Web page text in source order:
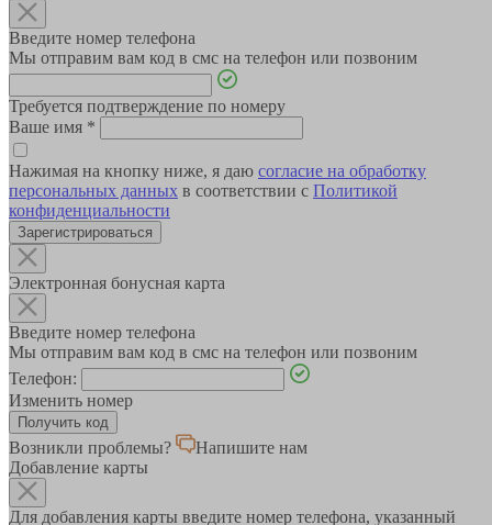
Введите номер телефона
Мы отправим вам код в смс на телефон или позвоним
Требуется подтверждение по номеру
Ваше имя *
Нажимая на кнопку ниже, я даю согласие на обработку
персональных данных в соответствии с Политикой
конфиденциальности
Зарегистрироваться
Электронная бонусная карта
Введите номер телефона
Мы отправим вам код в смс на телефон или позвоним
Телефон:
Изменить номер
Возникли проблемы?
Напишите нам
Добавление карты
Для добавления карты введите номер телефона, указанный